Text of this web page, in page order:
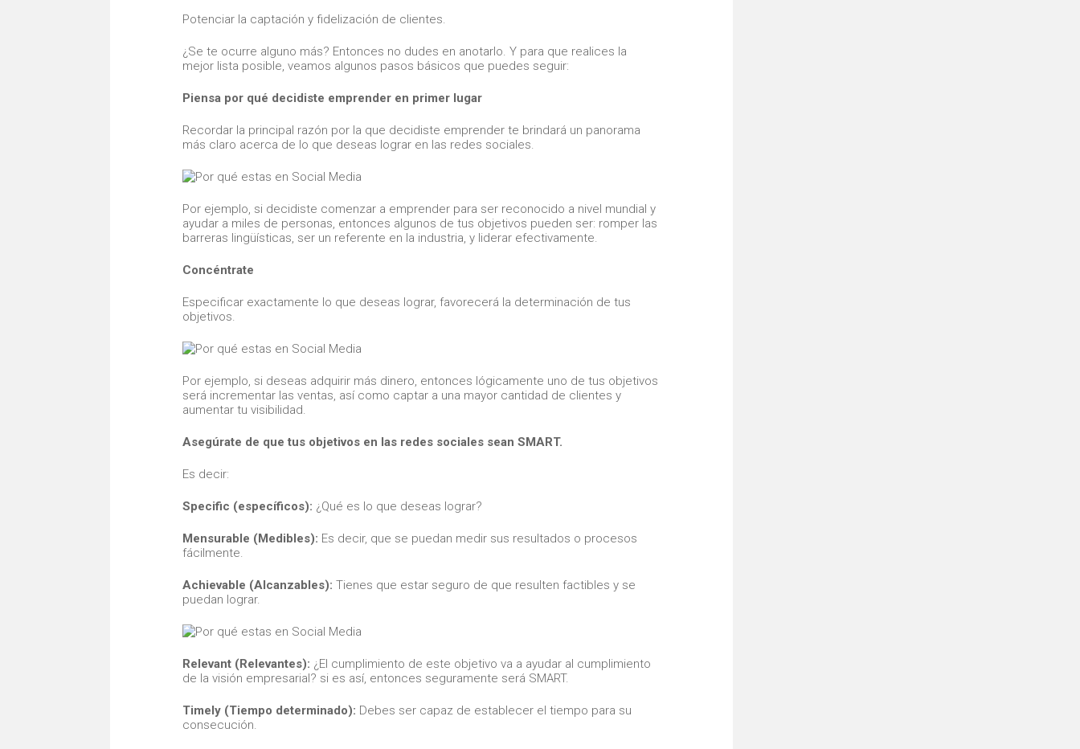
Potenciar la captación y fidelización de clientes.
¿Se te ocurre alguno más? Entonces no dudes en anotarlo. Y para que realices la
mejor lista posible, veamos algunos pasos básicos que puedes seguir:
Piensa por qué decidiste emprender en primer lugar
Recordar la principal razón por la que decidiste emprender te brindará un panorama
más claro acerca de lo que deseas lograr en las redes sociales.
Por ejemplo, si decidiste comenzar a emprender para ser reconocido a nivel mundial y
ayudar a miles de personas, entonces algunos de tus objetivos pueden ser: romper las
barreras lingüísticas, ser un referente en la industria, y liderar efectivamente.
Concéntrate
Especificar exactamente lo que deseas lograr, favorecerá la determinación de tus
objetivos.
Por ejemplo, si deseas adquirir más dinero, entonces lógicamente uno de tus objetivos
será incrementar las ventas, así como captar a una mayor cantidad de clientes y
aumentar tu visibilidad.
Asegúrate de que tus objetivos en las redes sociales sean SMART.
Es decir:
Specific (específicos): ¿Qué es lo que deseas lograr?
Mensurable (Medibles): Es decir, que se puedan medir sus resultados o procesos
fácilmente.
Achievable (Alcanzables): Tienes que estar seguro de que resulten factibles y se
puedan lograr.
Relevant (Relevantes): ¿El cumplimiento de este objetivo va a ayudar al cumplimiento
de la visión empresarial? si es así, entonces seguramente será SMART.
Timely (Tiempo determinado): Debes ser capaz de establecer el tiempo para su
consecución.